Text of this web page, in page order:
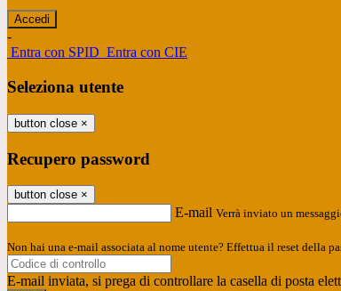
-
Entra con SPID Entra con CIE
Seleziona utente
button close ×
Recupero password
button close ×
E-mail Verrà inviato un
Non hai una e-mail associata al nome utente? Effettua il reset della
E-mail inviata, si prega di controllare la casella di posta